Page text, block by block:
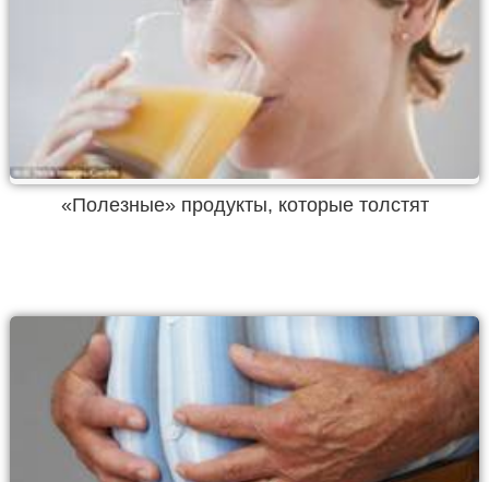
«Полезные» продукты, которые толстят